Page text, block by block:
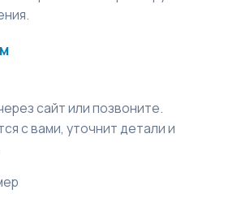
сайт или позвоните.
с вами, уточнит детали и